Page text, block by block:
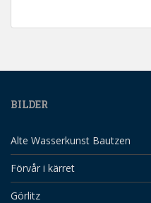
BILDER
Alte Wasserkunst Bautzen
Förvår i kärret
Görlitz